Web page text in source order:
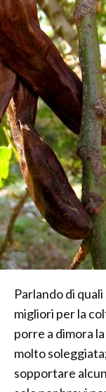
Parlando di
migliori per la
porre a dimora
molto
sopportare